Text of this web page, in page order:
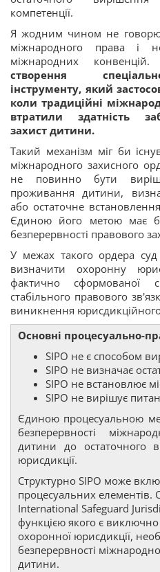
компетенції.
Я жодним чином не
міжнародного права і
міжнародних
створення
інструменту, який
коли традиційні
втратили здатність
захист дитини.
Такий механізм міг би
міжнародного захисного
не повинно бути
проживання дитини,
або остаточне
Єдиною його метою має
безперервності правового
У межах такого ордера
визначити охоронну
фактично сформованої
стабільного правового
виникнення
Основні процесуально-
SIPO не є способом
SIPO не визначає
SIPO не встановлює
SIPO не вирішує
Єдиною процесуальною
безперервності
дитини до остаточного
юрисдикції.
Структурно SIPO може
процесуальних елементів.
International Safeguard
функцією якого є
охоронної юрисдикції,
безперервності
дитини.